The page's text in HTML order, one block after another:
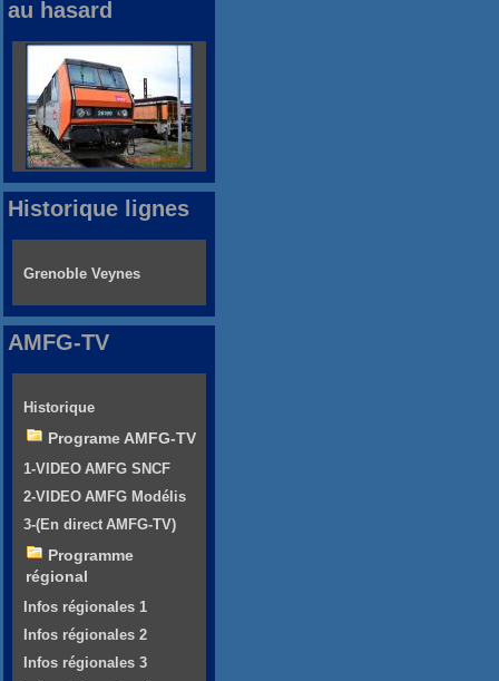
au hasard
Historique lignes
Grenoble Veynes
AMFG-TV
Historique
Programe AMFG-TV
1-VIDEO AMFG SNCF
2-VIDEO AMFG Modélis
3-(En direct AMFG-TV)
Programme
régional
Infos régionales 1
Infos régionales 2
Infos régionales 3